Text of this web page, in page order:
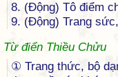
8. (Động) Tô điểm
9. (Động) Trang
Từ điển Thiều Chửu
① Trang thức, bộ